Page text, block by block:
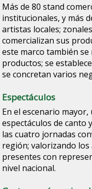
Más de 80 stand
institucionales, y más
artistas locales;
comercializan sus
este marco también
productos; se
se concretan varios
Espectáculos
En el escenario
espectáculos de canto
las cuatro jornadas
región; valorizando los
presentes con
nivel nacional.